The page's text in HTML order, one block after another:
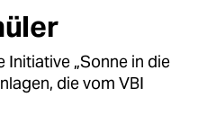
„Sonne in die
die vom VBI